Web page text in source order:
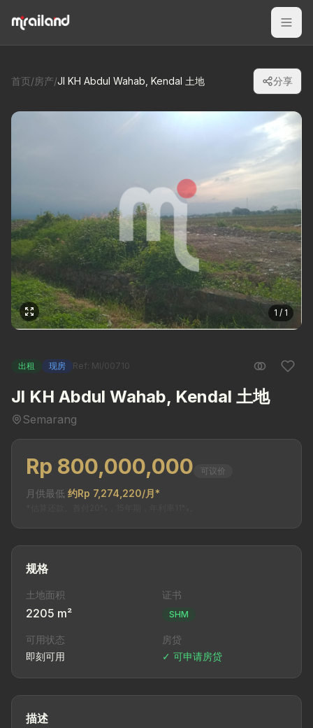
首页/房产/Jl KH Abdul Wahab, Kendal 土地 分享
1 / 1
出租 现房 Ref: MI/00710
Jl KH Abdul Wahab, Kendal 土地
Semarang
Rp 800,000,000 可议价
月供最低 约Rp 7,274,220/月*
规格
土地面积
2205 m²
证书
SHM
可用状态
即刻可用
房贷
✓ 可申请房贷
描述